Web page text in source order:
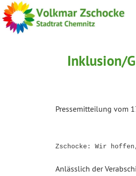
Inklusion/
Pressemitteilung vom
Zschocke: Wir
Anlässlich der